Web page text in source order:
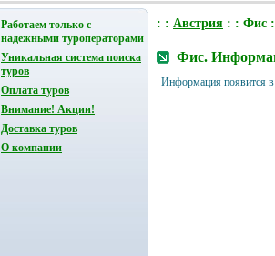
Работаем только с
надежными туроператорами
Уникальная система поиска
туров
Оплата туров
Внимание! Акции!
Доставка туров
О компании
: : Австрия : : Фис
Фис.
Информация появится